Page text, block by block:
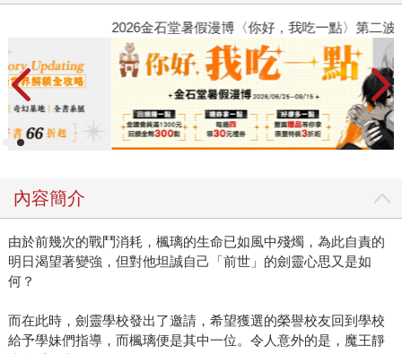
2026金石堂暑假漫博〈你好，我吃一點〉第二波 金
內容簡介
由於前幾次的戰鬥消耗，楓璃的生命已如風中殘燭，為此自責的
明日渴望著變強，但對他坦誠自己「前世」的劍靈心思又是如
何？
而在此時，劍靈學校發出了邀請，希望獲選的榮譽校友回到學校
給予學妹們指導，而楓璃便是其中一位。令人意外的是，魔王靜